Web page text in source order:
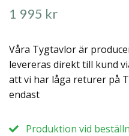
1 995 kr
Våra Tygtavlor är
levereras direkt till kund
att vi har låga returer på
endast
Produktion vid